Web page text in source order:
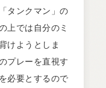
タンクマン」の
上では自分のミ
けようとしま
プレーを直視す
必要とするので